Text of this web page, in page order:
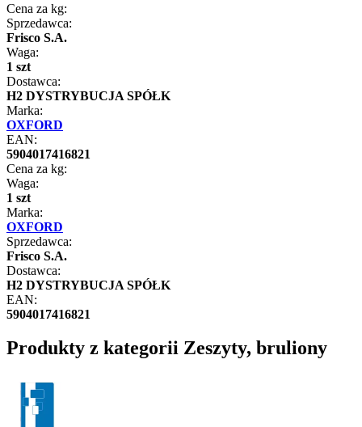
Cena za kg:
Sprzedawca:
Frisco S.A.
Waga:
1 szt
Dostawca:
H2 DYSTRYBUCJA SPÓŁK
Marka:
OXFORD
EAN:
5904017416821
Cena za kg:
Waga:
1 szt
Marka:
OXFORD
Sprzedawca:
Frisco S.A.
Dostawca:
H2 DYSTRYBUCJA SPÓŁK
EAN:
5904017416821
Produkty z kategorii Zeszyty, bruliony